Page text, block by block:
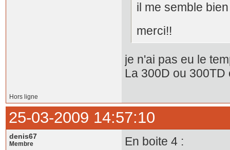
il me semble
merci!!
je n'ai pas eu le
La 300D ou
Hors ligne
25-03-2009 14:57:10
denis67
Membre
En boite 4 :